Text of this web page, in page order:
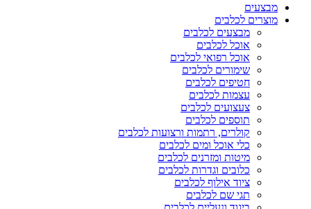
מבצעים
מוצרים לכלבים
מבצעים לכלבים
אוכל לכלבים
אוכל רפואי לכלבים
שימורים לכלבים
חטיפים לכלבים
עצמות לכלבים
צעצועים לכלבים
תוספים לכלבים
קולרים, רתמות ורצועות לכלבים
כלי אוכל ומים לכלבים
מיטות ומזרנים לכלבים
כלובים וגדרות לכלבים
ציוד אילוף לכלבים
תגי שם לכלבים